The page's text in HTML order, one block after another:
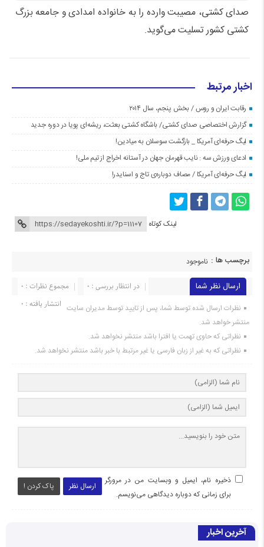
صدای کشتی، مصیبت وارده را به خانواده امدادی و جامعه بزرگ
کشتی کشور تسلیت می‌گوید.
اخبار مرتبط
رقابت ایران و روس / بخش پنجم، سال ۲۰۱۴
گزارش اختصاصی صدای کشتی/ باشگاه کشتی بعثت، ریشه‌ای پویا در دوره جدید
لیگ حرفه‌ای آمریکا _ بازگشت سوسلان به میادین!
ادعای ورزش سه : نایب قهرمان جهان در آستانه اخراج از تیم ملی!
لیگ حرفه‌ای آمریکا / مصاف دوباره‌ی تاج و اسنایدر!
لینک کوتاه
برچسب ها : ناموجود
ارسال نظر شما مجموع نظرات : 0
در انتظار بررسی : 0
انتشار یافته : ۰ نظرات ارسال شده توسط شما، پس از تایید توسط مدیران سایت
منتشر خواهد شد.
نظراتی که حاوی تهمت یا افترا باشد منتشر نخواهد شد.
نظراتی که به غیر از زبان فارسی یا غیر مرتبط با خبر باشد منتشر نخواهد شد.
ارسال نظر پاک کردن !
ذخیره نام، ایمیل و وبسایت من در مرورگر
برای زمانی که دوباره دیدگاهی می‌نویسم.
آخرین اخبار